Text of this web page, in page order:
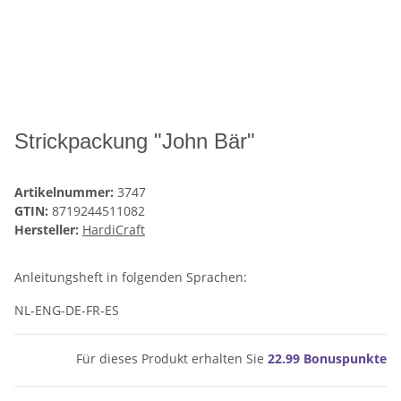
Strickpackung "John Bär"
Artikelnummer: 3747
GTIN: 8719244511082
Hersteller: HardiCraft
Anleitungsheft in folgenden Sprachen:
NL-ENG-DE-FR-ES
Für dieses Produkt erhalten Sie 22.99 Bonuspunkte